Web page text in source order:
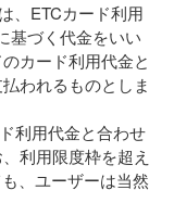
、ETCカード利用
基づく代金をいい
カード利用代金と
われるものとしま
利用代金と合わせ
利用限度枠を超え
、ユーザーは当然